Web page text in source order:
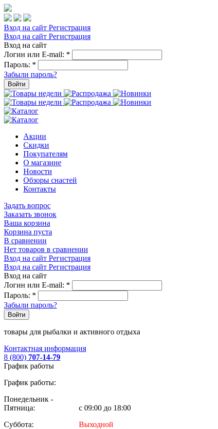
Вход на сайт Регистрация
Вход на сайт Регистрация
Вход на сайт
Логин или E-mail: *
Пароль: *
Забыли пароль?
Войти
Акции
Скидки
Покупателям
О магазине
Новости
Обзоры снастей
Контакты
Задать вопрос
Заказать звонок
Ваша корзина
Корзина пуста
В сравнении
Нет товаров в сравнении
Вход на сайт Регистрация
Вход на сайт Регистрация
Вход на сайт
Логин или E-mail: *
Пароль: *
Забыли пароль?
Войти
товары для рыбалки и активного отдыха
Контактная информация
8 (800) 707-14-79
График работы
График работы:
Понедельник -
Пятница:
с 09:00 до 18:00
Суббота:
Выходной